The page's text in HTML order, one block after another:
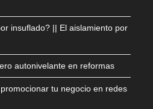
insuflado? || El aislamiento por
autonivelante en reformas
tu negocio en redes